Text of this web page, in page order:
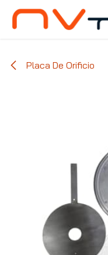
Ir al contenido
Placa De Orificio